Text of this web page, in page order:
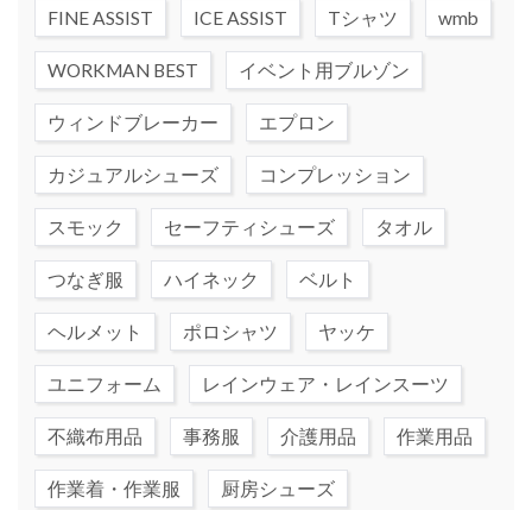
FINE ASSIST ICE ASSIST Tシャツ wmb
WORKMAN BEST イベント用ブルゾン
ウィンドブレーカー エプロン
カジュアルシューズ コンプレッション
スモック セーフティシューズ タオル
つなぎ服 ハイネック ベルト
ヘルメット ポロシャツ ヤッケ
ユニフォーム レインウェア・レインスーツ
不織布用品 事務服 介護用品 作業用品
作業着・作業服 厨房シューズ